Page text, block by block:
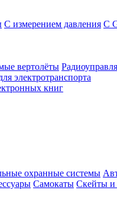
C измерением давления C
вертолёты
электротранспорта
книг
охранные системы
Самокаты Скейты и